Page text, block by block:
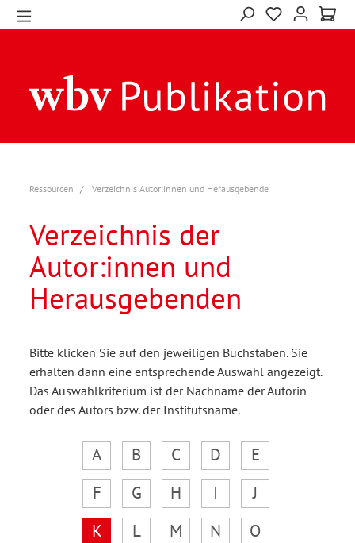
Ressourcen Verzeichnis Autor:innen und Herausgebende
Verzeichnis der
Autor:innen und
Herausgebenden
Bitte klicken Sie auf den jeweiligen Buchstaben. Sie
erhalten dann eine entsprechende Auswahl angezeigt.
Das Auswahlkriterium ist der Nachname der Autorin
oder des Autors bzw. der Institutsname.
A B C D
E
F
G H I
J
K
L M N
O